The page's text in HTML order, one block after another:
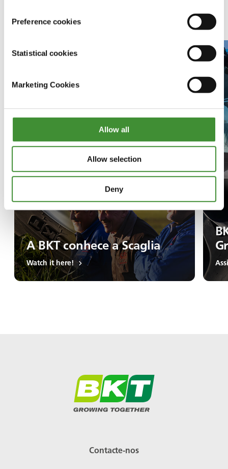
Preference cookies
Statistical cookies
Marketing Cookies
Allow all
Allow selection
Deny
Related Video
A BKT conhece a Scaglia
Watch it here!
Contacte-nos